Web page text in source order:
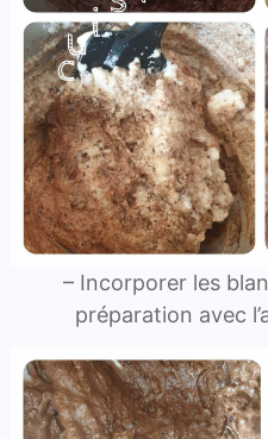
– Incorporer les
préparation avec